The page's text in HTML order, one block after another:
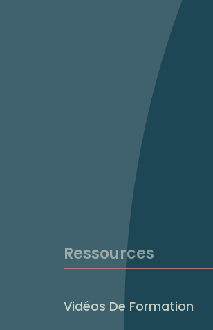
Ressources
Vidéos De Formation